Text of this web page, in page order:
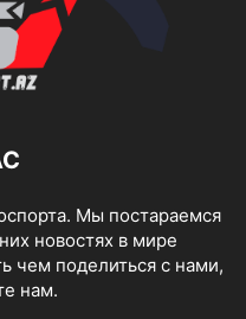
Мы постараемся
новостях в мире
чем поделиться с нами,
нам.